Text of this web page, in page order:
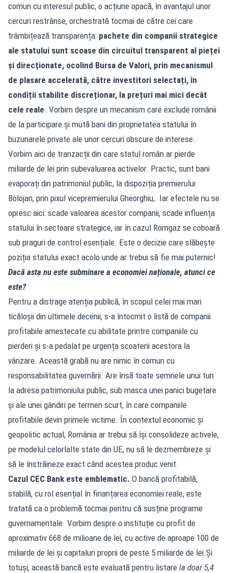
comun cu interesul public, o acțiune opacă, în avantajul unor
cercuri restrânse, orchestrată tocmai de către cei care
trâmbițează transparența: pachete din companii strategice
ale statului sunt scoase din circuitul transparent al pieței
și direcționate, ocolind Bursa de Valori, prin mecanismul
de plasare accelerată, către investitori selectați, în
condiții stabilite discreționar, la prețuri mai mici decât
cele reale. Vorbim despre un mecanism care exclude românii
de la participare și mută bani din proprietatea statului în
buzunarele private ale unor cercuri obscure de interese.
Vorbim aici de tranzacții din care statul român ar pierde
miliarde de lei prin subevaluarea activelor. Practic, sunt bani
evaporați din patrimoniul public, la dispoziția premierului
Bolojan, prin pixul vicepremierului Gheorghiu,. Iar efectele nu se
opresc aici: scade valoarea acestor companii, scade influența
statului în sectoare strategice, iar în cazul Romgaz se coboară
sub praguri de control esențiale. Este o decizie care slăbește
poziția statului exact acolo unde ar trebui să fie mai puternic!
Dacă asta nu este subminare a economiei naționale, atunci ce
este?
Pentru a distrage atenția publică, în scopul celei mai mari
ticăloșii din ultimele decenii, s-a întocmit o listă de companii
profitabile amestecate cu abilitate printre companiile cu
pierderi și s-a pedalat pe urgența scoaterii acestora la
vânzare. Această grabă nu are nimic în comun cu
responsabilitatea guvernării. Are însă toate semnele unui tun
la adresa patrimoniului public, sub masca unei panici bugetare
și ale unei gândiri pe termen scurt, în care companiile
profitabile devin primele victime. În contextul economic și
geopolitic actual, România ar trebui să își consolideze activele,
pe modelul celorlalte state din UE, nu să le dezmembreze și
să le înstrăineze exact când acestea produc venit.
Cazul CEC Bank este emblematic. O bancă profitabilă,
stabilă, cu rol esențial în finanțarea economiei reale, este
tratată ca o problemă tocmai pentru că susține programe
guvernamentale. Vorbim despre o instituție cu profit de
aproximativ 668 de milioane de lei, cu active de aproape 100 de
miliarde de lei și capitaluri proprii de peste 5 miliarde de lei.Și
totuși, această bancă este evaluată pentru listare la doar 5,4